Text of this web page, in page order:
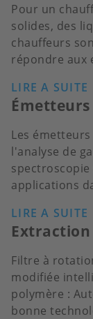
Pour un
solides, des
chauffeurs
répondre aux
LIRE A SUITE
Les
l'analyse de
applications
LIRE A SUITE
Filtre à
modifiée
polymère :
bonne